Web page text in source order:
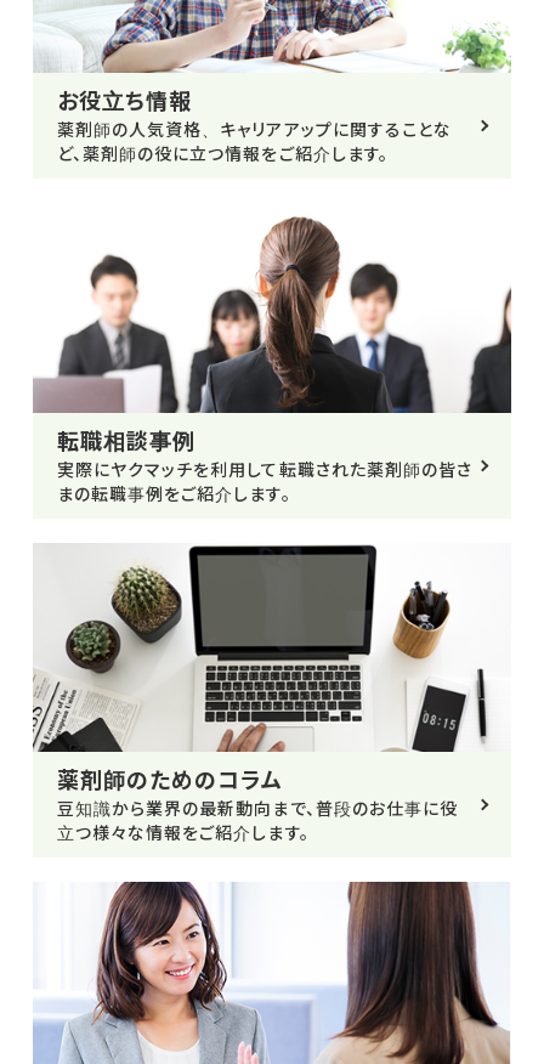
お役立ち情報
薬剤師の人気資格、キャリアアップに関することな
ど、薬剤師の役に立つ情報をご紹介します。
転職相談事例
実際にヤクマッチを利用して転職された薬剤師の皆さ
まの転職事例をご紹介します。
薬剤師のためのコラム
豆知識から業界の最新動向まで、普段のお仕事に役
立つ様々な情報をご紹介します。